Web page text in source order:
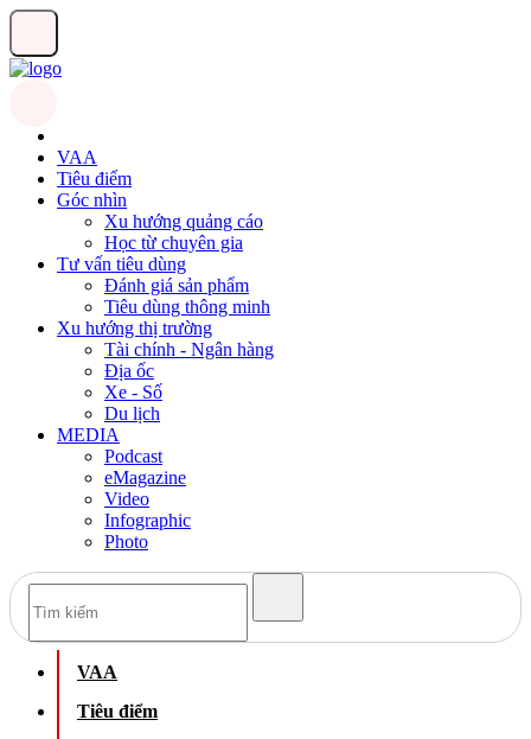
VAA
Tiêu điểm
Góc nhìn
Xu hướng quảng cáo
Học từ chuyên gia
Tư vấn tiêu dùng
Đánh giá sản phẩm
Tiêu dùng thông minh
Xu hướng thị trường
Tài chính - Ngân hàng
Địa ốc
Xe - Số
Du lịch
MEDIA
Podcast
eMagazine
Video
Infographic
Photo
VAA
Tiêu điểm